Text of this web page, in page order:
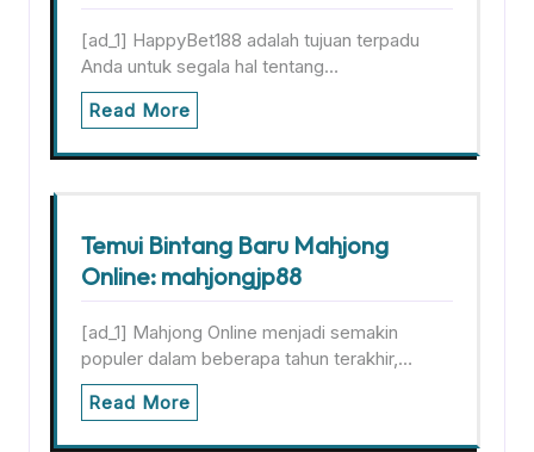
[ad_1] HappyBet188 adalah tujuan terpadu
Anda untuk segala hal tentang…
Read More
Temui Bintang Baru Mahjong
Online: mahjongjp88
[ad_1] Mahjong Online menjadi semakin
populer dalam beberapa tahun terakhir,…
Read More